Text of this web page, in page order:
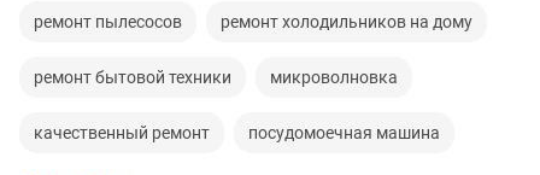
ремонт пылесосов ремонт холодильников на дому
ремонт бытовой техники микроволновка
качественный ремонт посудомоечная машина